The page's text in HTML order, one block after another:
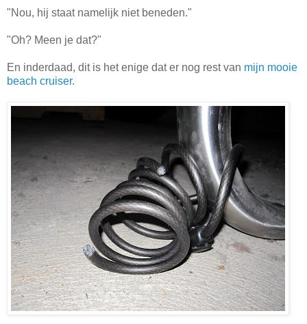
"Nou, hij staat namelijk niet beneden."
"Oh? Meen je dat?"
En inderdaad, dit is het enige dat er nog rest van mijn mooie
beach cruiser.